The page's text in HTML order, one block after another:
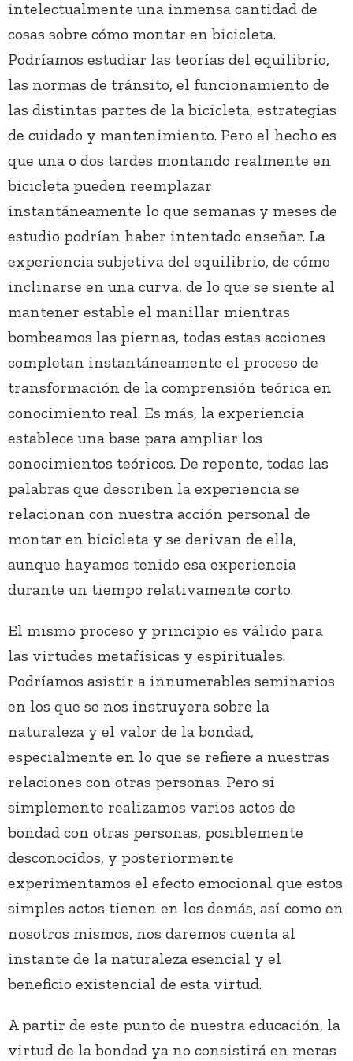
intelectualmente una inmensa cantidad de
cosas sobre cómo montar en bicicleta.
Podríamos estudiar las teorías del equilibrio,
las normas de tránsito, el funcionamiento de
las distintas partes de la bicicleta, estrategias
de cuidado y mantenimiento. Pero el hecho es
que una o dos tardes montando realmente en
bicicleta pueden reemplazar
instantáneamente lo que semanas y meses de
estudio podrían haber intentado enseñar. La
experiencia subjetiva del equilibrio, de cómo
inclinarse en una curva, de lo que se siente al
mantener estable el manillar mientras
bombeamos las piernas, todas estas acciones
completan instantáneamente el proceso de
transformación de la comprensión teórica en
conocimiento real. Es más, la experiencia
establece una base para ampliar los
conocimientos teóricos. De repente, todas las
palabras que describen la experiencia se
relacionan con nuestra acción personal de
montar en bicicleta y se derivan de ella,
aunque hayamos tenido esa experiencia
durante un tiempo relativamente corto.
El mismo proceso y principio es válido para
las virtudes metafísicas y espirituales.
Podríamos asistir a innumerables seminarios
en los que se nos instruyera sobre la
naturaleza y el valor de la bondad,
especialmente en lo que se refiere a nuestras
relaciones con otras personas. Pero si
simplemente realizamos varios actos de
bondad con otras personas, posiblemente
desconocidos, y posteriormente
experimentamos el efecto emocional que estos
simples actos tienen en los demás, así como en
nosotros mismos, nos daremos cuenta al
instante de la naturaleza esencial y el
beneficio existencial de esta virtud.
A partir de este punto de nuestra educación, la
virtud de la bondad ya no consistirá en meras